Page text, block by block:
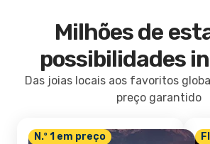
Milhões de
possibilidades
Das joias locais aos favoritos
preço garantido
N.º 1 em preço